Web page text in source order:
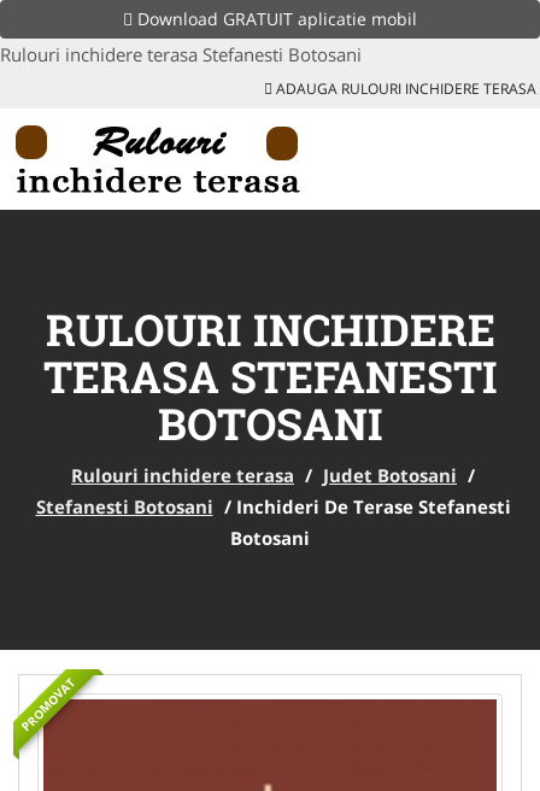
Download GRATUIT aplicatie mobil
Rulouri inchidere terasa Stefanesti Botosani
ADAUGA RULOURI INCHIDERE TERASA
RULOURI INCHIDERE
TERASA STEFANESTI
BOTOSANI
Rulouri inchidere terasa / Judet Botosani /
Stefanesti Botosani / Inchideri De Terase Stefanesti
Botosani
PROMOVAT